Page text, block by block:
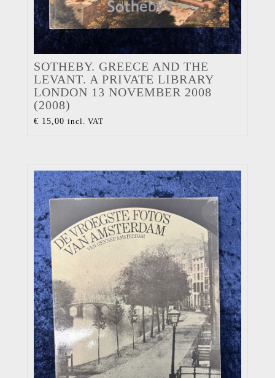
SOTHEBY. GREECE AND THE
LEVANT. A PRIVATE LIBRARY
LONDON 13 NOVEMBER 2008
(2008)
€ 15,00 incl. VAT